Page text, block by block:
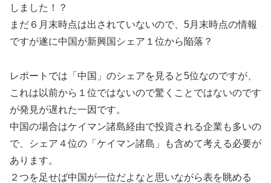
しました！？
まだ６月末時点は出されていないので、5月末時点の情報
ですが遂に中国が新興国シェア１位から陥落？
レポートでは「中国」のシェアを見ると5位なのですが、
これは以前から１位ではないので驚くことではないのです
が発見が遅れた一因です。
中国の場合はケイマン諸島経由で投資される企業も多いの
で、シェア４位の「ケイマン諸島」も含めて考える必要が
あります。
２つを足せば中国が一位だよなと思いながら表を眺める